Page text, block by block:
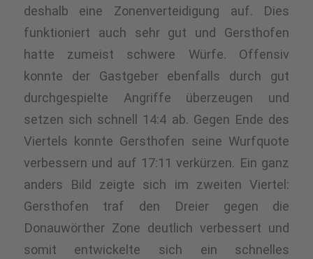
deshalb eine Zonenverteidigung auf. Dies
funktioniert auch sehr gut und Gersthofen
hatte zumeist schwere Würfe. Offensiv
konnte der Gastgeber ebenfalls durch gut
durchgespielte Angriffe überzeugen und
setzen sich schnell 14:4 ab. Gegen Ende des
Viertels konnte Gersthofen seine Wurfquote
verbessern und auf 17:11 verkürzen. Ein ganz
anders Bild zeigte sich im zweiten Viertel:
Gersthofen traf den Dreier gegen die
Donauwörther Zone deutlich verbessert und
somit entwickelte sich ein schnelles